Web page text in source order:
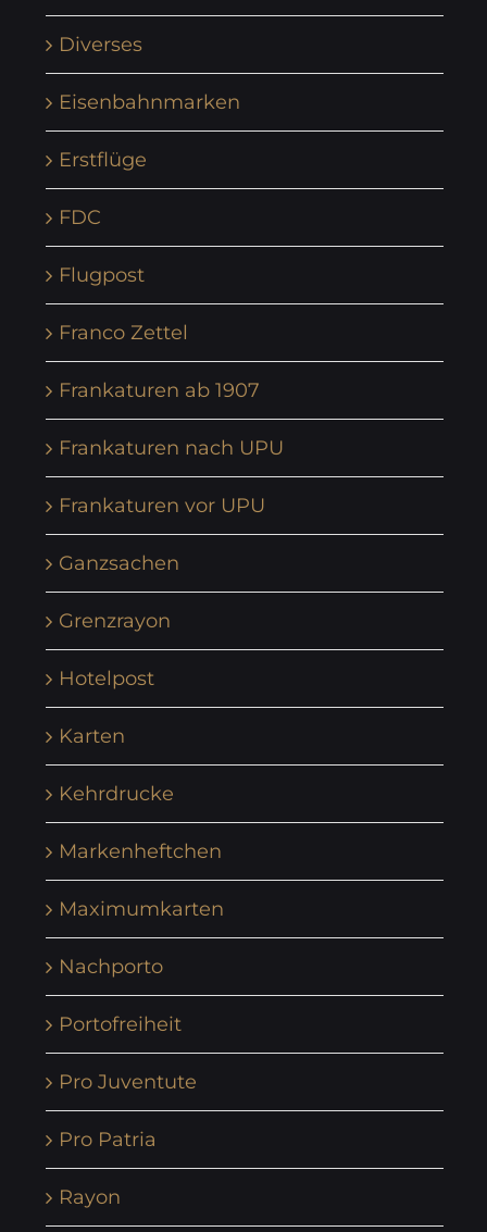
Diverses
Eisenbahnmarken
Erstflüge
FDC
Flugpost
Franco Zettel
Frankaturen ab 1907
Frankaturen nach UPU
Frankaturen vor UPU
Ganzsachen
Grenzrayon
Hotelpost
Karten
Kehrdrucke
Markenheftchen
Maximumkarten
Nachporto
Portofreiheit
Pro Juventute
Pro Patria
Rayon